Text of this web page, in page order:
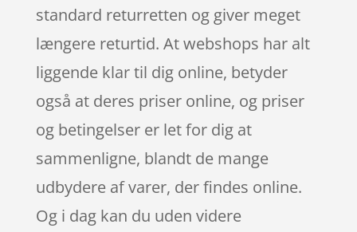
standard returretten og giver meget
længere returtid. At webshops har alt
liggende klar til dig online, betyder
også at deres priser online, og priser
og betingelser er let for dig at
sammenligne, blandt de mange
udbydere af varer, der findes online.
Og i dag kan du uden videre